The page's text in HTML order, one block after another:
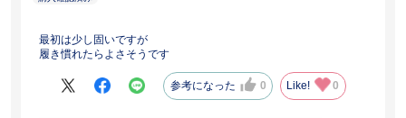
最初は少し固いですが
履き慣れたらよさそうです
参考になった 0 Like! 0